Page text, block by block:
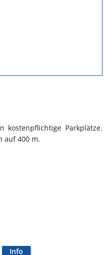
kostenpflichtige Parkplätze.
auf 400 m.
Info